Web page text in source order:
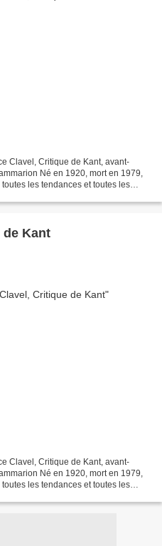
Clavel, Critique de Kant, avant-
Né en 1920, mort en 1979,
les tendances et toutes les
de Kant
Clavel, Critique de Kant, avant-
Né en 1920, mort en 1979,
les tendances et toutes les